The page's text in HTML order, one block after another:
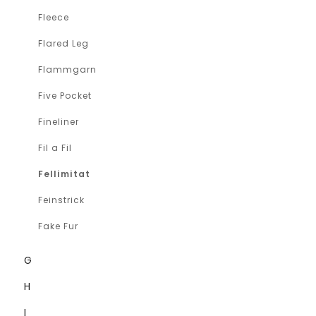
Fleece
Flared Leg
Flammgarn
Five Pocket
Fineliner
Fil a Fil
Fellimitat
Feinstrick
Fake Fur
G
H
I